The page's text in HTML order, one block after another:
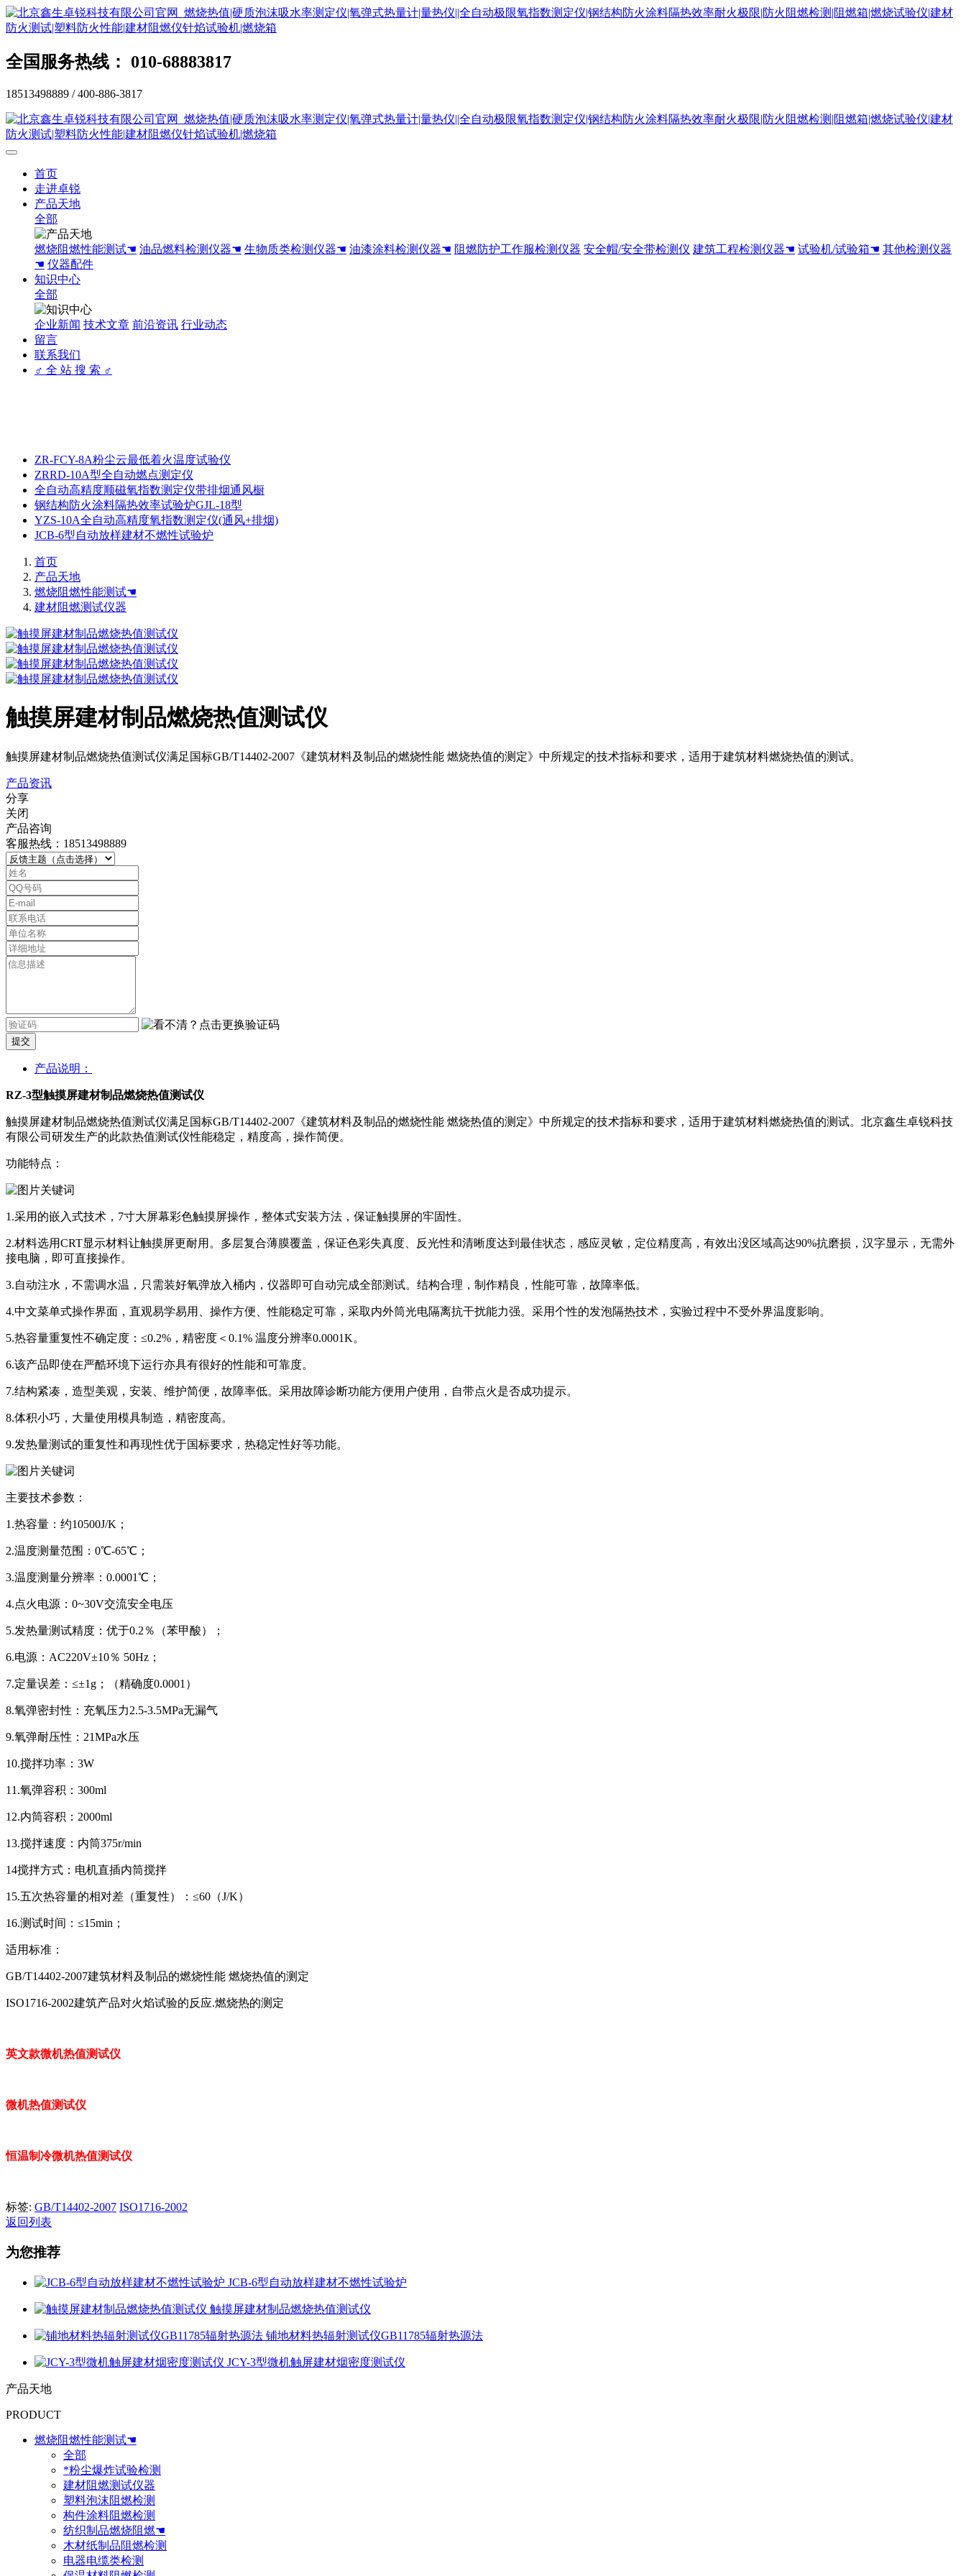
全国服务热线： 010-68883817
18513498889 / 400-886-3817
首页
走进卓锐
产品天地
全部
燃烧阻燃性能测试☚ 油品燃料检测仪器☚ 生物质类检测仪器☚ 油漆涂料检测仪器☚ 阻燃防护工作服检测仪器 安全帽/安全带检测仪 建筑工程检测仪器☚ 试验机/试验箱☚ 其他检测仪器
☚ 仪器配件
知识中心
全部
企业新闻 技术文章 前沿资讯 行业动态
留言
联系我们
♂ 全 站 搜 索 ♂
ZR-FCY-8A粉尘云最低着火温度试验仪
ZRRD-10A型全自动燃点测定仪
全自动高精度顺磁氧指数测定仪带排烟通风橱
钢结构防火涂料隔热效率试验炉GJL-18型
YZS-10A全自动高精度氧指数测定仪(通风+排烟)
JCB-6型自动放样建材不燃性试验炉
首页
产品天地
燃烧阻燃性能测试☚
建材阻燃测试仪器
触摸屏建材制品燃烧热值测试仪
触摸屏建材制品燃烧热值测试仪满足国标GB/T14402-2007《建筑材料及制品的燃烧性能 燃烧热值的测定》中所规定的技术指标和要求，适用于建筑材料燃烧热值的测试。
产品资讯
分享
关闭
产品咨询
客服热线：18513498889
提交
产品说明：
RZ-3型触摸屏建材制品燃烧热值测试仪
触摸屏建材制品燃烧热值测试仪满足国标GB/T14402-2007《建筑材料及制品的燃烧性能 燃烧热值的测定》中所规定的技术指标和要求，适用于建筑材料燃烧热值的测试。北京鑫生卓锐科技
有限公司研发生产的此款热值测试仪性能稳定，精度高，操作简便。
功能特点：
1.采用的嵌入式技术，7寸大屏幕彩色触摸屏操作，整体式安装方法，保证触摸屏的牢固性。
2.材料选用CRT显示材料让触摸屏更耐用。多层复合薄膜覆盖，保证色彩失真度、反光性和清晰度达到最佳状态，感应灵敏，定位精度高，有效出没区域高达90%抗磨损，汉字显示，无需外
接电脑，即可直接操作。
3.自动注水，不需调水温，只需装好氧弹放入桶内，仪器即可自动完成全部测试。结构合理，制作精良，性能可靠，故障率低。
4.中文菜单式操作界面，直观易学易用、操作方便、性能稳定可靠，采取内外筒光电隔离抗干扰能力强。采用个性的发泡隔热技术，实验过程中不受外界温度影响。
5.热容量重复性不确定度：≤0.2%，精密度＜0.1% 温度分辨率0.0001K。
6.该产品即使在严酷环境下运行亦具有很好的性能和可靠度。
7.结构紧凑，造型美观，安装、维护简便，故障率低。采用故障诊断功能方便用户使用，自带点火是否成功提示。
8.体积小巧，大量使用模具制造，精密度高。
9.发热量测试的重复性和再现性优于国标要求，热稳定性好等功能。
主要技术参数：
1.热容量：约10500J/K；
2.温度测量范围：0℃-65℃；
3.温度测量分辨率：0.0001℃；
4.点火电源：0~30V交流安全电压
5.发热量测试精度：优于0.2％（苯甲酸）；
6.电源：AC220V±10％ 50Hz；
7.定量误差：≤±1g；（精确度0.0001）
8.氧弹密封性：充氧压力2.5-3.5MPa无漏气
9.氧弹耐压性：21MPa水压
10.搅拌功率：3W
11.氧弹容积：300ml
12.内筒容积：2000ml
13.搅拌速度：内筒375r/min
14搅拌方式：电机直插内筒搅拌
15.五次热容量的相对差（重复性）：≤60（J/K）
16.测试时间：≤15min；
适用标准：
GB/T14402-2007建筑材料及制品的燃烧性能 燃烧热值的测定
ISO1716-2002建筑产品对火焰试验的反应.燃烧热的测定
英文款微机热值测试仪
微机热值测试仪
恒温制冷微机热值测试仪
标签: GB/T14402-2007 ISO1716-2002
返回列表
为您推荐
JCB-6型自动放样建材不燃性试验炉
触摸屏建材制品燃烧热值测试仪
铺地材料热辐射测试仪GB11785辐射热源法
JCY-3型微机触屏建材烟密度测试仪
产品天地
PRODUCT
燃烧阻燃性能测试☚
全部
*粉尘爆炸试验检测
建材阻燃测试仪器
塑料泡沫阻燃检测
构件涂料阻燃检测
纺织制品燃烧阻燃☚
木材纸制品阻燃检测
电器电缆类检测